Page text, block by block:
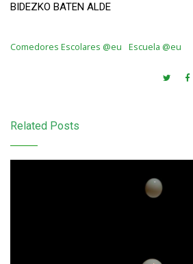
BIDEZKO BATEN ALDE
Comedores Escolares @eu Escuela @eu
Related Posts